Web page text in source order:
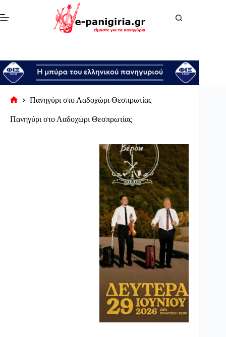
στο
περιεχόμενο
σελίδα
Πανηγύρι στο Λαδοχώρι Θεσπρωτίας
Πανηγύρι στο Λαδοχώρι Θεσπρωτίας